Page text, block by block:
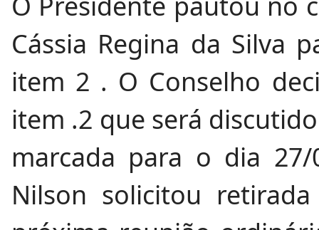
Cássia Regina da Silva
item 2 . O Conselho
item .2 que será
marcada para o dia
Nilson solicitou